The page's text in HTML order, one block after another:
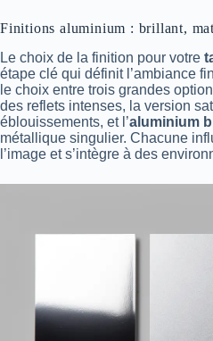
Finitions aluminium : brillant,
Le choix de la finition pour votre
étape clé qui définit l’ambiance
le choix entre trois grandes
des reflets intenses, la version
éblouissements, et l’aluminium
métallique singulier. Chacune
l’image et s’intègre à des